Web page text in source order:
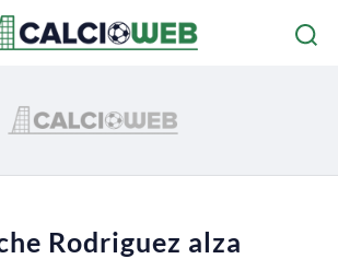
Rodriguez alza